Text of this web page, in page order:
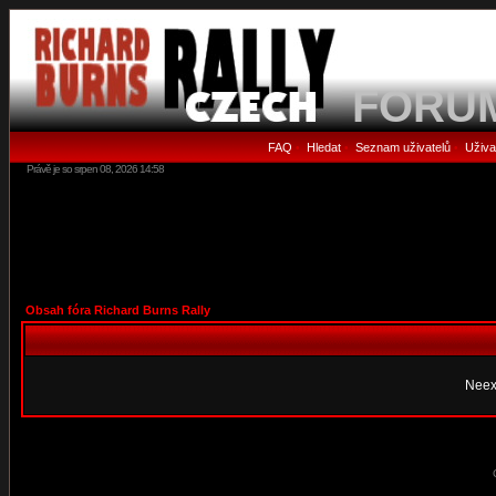
FAQ • Hledat• Seznam uživatelů•
Právě je so srpen 08, 2026 14:58
Obsah fóra Richard Burns Rally